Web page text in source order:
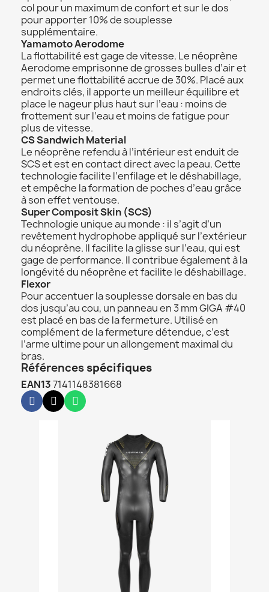
col pour un maximum de confort et sur le dos
pour apporter 10% de souplesse
supplémentaire.
Yamamoto Aerodome
La flottabilité est gage de vitesse. Le néoprène
Aerodome emprisonne de grosses bulles d’air et
permet une flottabilité accrue de 30%. Placé aux
endroits clés, il apporte un meilleur équilibre et
place le nageur plus haut sur l’eau : moins de
frottement sur l’eau et moins de fatigue pour
plus de vitesse.
CS Sandwich Material
Le néoprène refendu à l’intérieur est enduit de
SCS et est en contact direct avec la peau. Cette
technologie facilite l’enfilage et le déshabillage,
et empêche la formation de poches d’eau grâce
à son effet ventouse.
Super Composit Skin (SCS)
Technologie unique au monde : il s’agit d’un
revêtement hydrophobe appliqué sur l’extérieur
du néoprène. Il facilite la glisse sur l’eau, qui est
gage de performance. Il contribue également à la
longévité du néoprène et facilite le déshabillage.
Flexor
Pour accentuer la souplesse dorsale en bas du
dos jusqu’au cou, un panneau en 3 mm GIGA #40
est placé en bas de la fermeture. Utilisé en
complément de la fermeture détendue, c’est
l’arme ultime pour un allongement maximal du
bras.
Références spécifiques
EAN137141148381668